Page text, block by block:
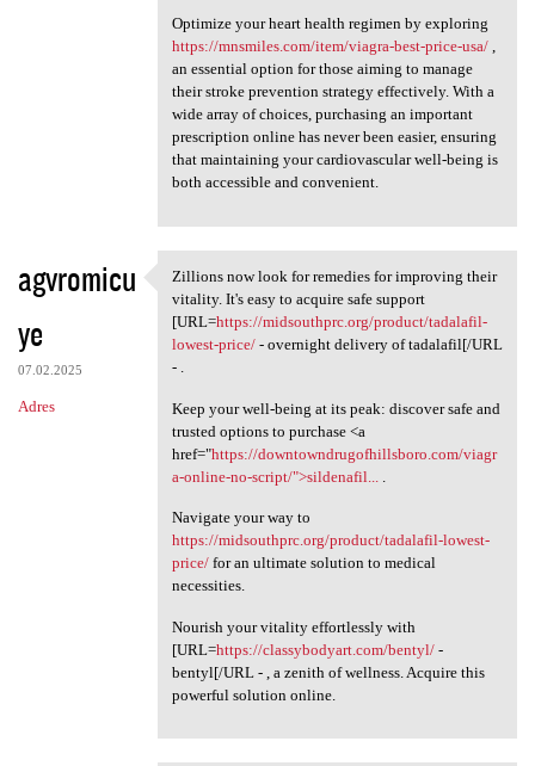
Optimize your heart health regimen by exploring
https://mnsmiles.com/item/viagra-best-price-usa/,
an essential option for those aiming to manage
their stroke prevention strategy effectively. With a
wide array of choices, purchasing an important
prescription online has never been easier, ensuring
that maintaining your cardiovascular well-being is
both accessible and convenient.
agvromicu
ye
07.02.2025
Adres
Zillions now look for
Zillions now look for remedies for improving their
vitality. It's easy to acquire safe support
[URL=https://midsouthprc.org/product/tadalafil-
lowest-price/- overnight delivery of tadalafil[/URL
- .
Keep your well-being at its peak: discover safe and
trusted options to purchase <a
href="https://downtowndrugofhillsboro.com/viagr
a-online-no-script/">sildenafil...
Navigate your way to
https://midsouthprc.org/product/tadalafil-lowest-
price/for an ultimate solution to medical
necessities.
Nourish your vitality effortlessly with
[URL=https://classybodyart.com/bentyl/-
bentyl[/URL - , a zenith of wellness. Acquire this
powerful solution online.